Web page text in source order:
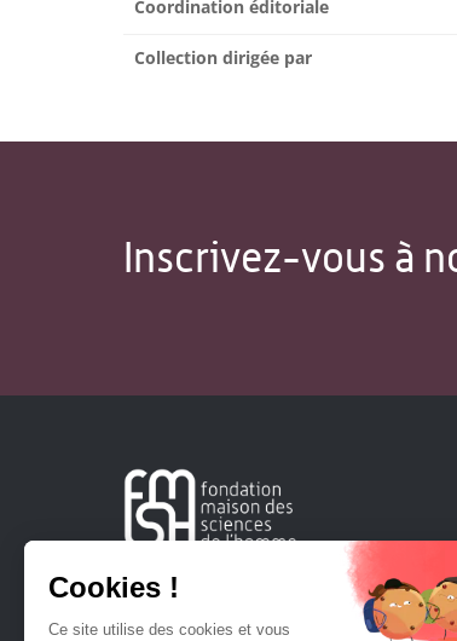
Coordination éditoriale
Collection dirigée par
Inscrivez-vous à
Créée en 1963, la Fondation Maison Sciences
soutient la recherche et la diffusion des
sciences humaines et sociales.